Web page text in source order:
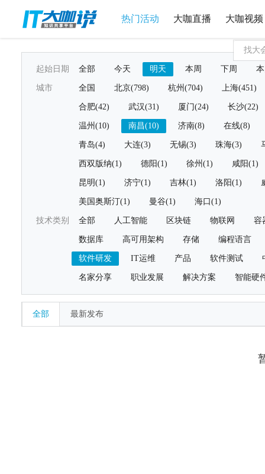
热门活动 大咖直播 大咖视频
起始日期 全部 今天 明天 本周 下周
城市 全国 北京(798) 杭州(704) 上海(451)
合肥(42) 武汉(31) 厦门(24) 长沙(22)
温州(10) 南昌(10) 济南(8) 在线(8)
青岛(4) 大连(3) 无锡(3) 珠海(3)
西双版纳(1) 德阳(1) 徐州(1) 咸阳(1)
昆明(1) 济宁(1) 吉林(1) 洛阳(1)
美国奥斯汀(1) 曼谷(1) 海口(1)
技术类别 全部 人工智能 区块链 物联网 容
数据库 高可用架构 存储 编程语言
软件研发 IT运维 产品 软件测试
名家分享 职业发展 解决方案 智能硬
全部 最新发布